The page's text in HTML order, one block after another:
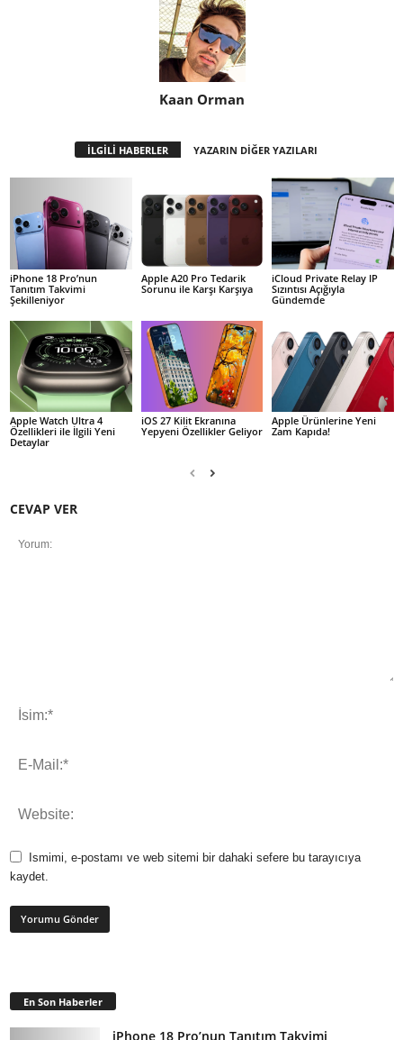
Kaan Orman
İLGİLİ HABERLER YAZARIN DİĞER YAZILARI
iPhone 18 Pro’nun
Tanıtım Takvimi
Şekilleniyor
Apple A20 Pro Tedarik
Sorunu ile Karşı Karşıya
iCloud Private Relay IP
Sızıntısı Açığıyla
Gündemde
Apple Watch Ultra 4
Özellikleri ile İlgili Yeni
Detaylar
iOS 27 Kilit Ekranına
Yepyeni Özellikler Geliyor
Apple Ürünlerine Yeni
Zam Kapıda!
CEVAP VER
Ismimi, e-postamı ve web sitemi bir dahaki sefere bu tarayıcıya
kaydet.
En Son Haberler
iPhone 18 Pro’nun Tanıtım Takvimi